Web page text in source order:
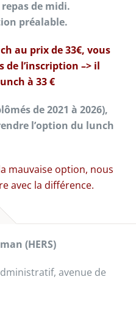
de midi.
préalable.
au prix de 33€, vous
de l’inscription –> il
à 33 €
de 2021 à 2026),
l’option du lunch
mauvaise option, nous
avec la différence.
(HERS)
avenue de